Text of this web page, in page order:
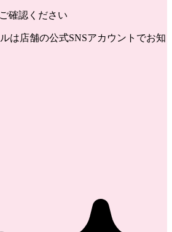
確認ください
は店舗の公式SNSアカウントでお知